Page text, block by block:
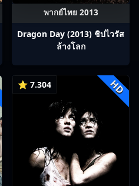
พากย์ไทย 2013
Dragon Day (2013) ชิปไวรัส
ล้างโลก
⭐ 7.304 HD